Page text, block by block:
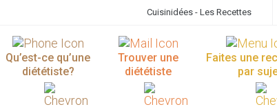
Cuisinidées - Les Recettes
Qu’est-ce qu’une
diététiste?
Trouver une
diététiste
Faites une
par